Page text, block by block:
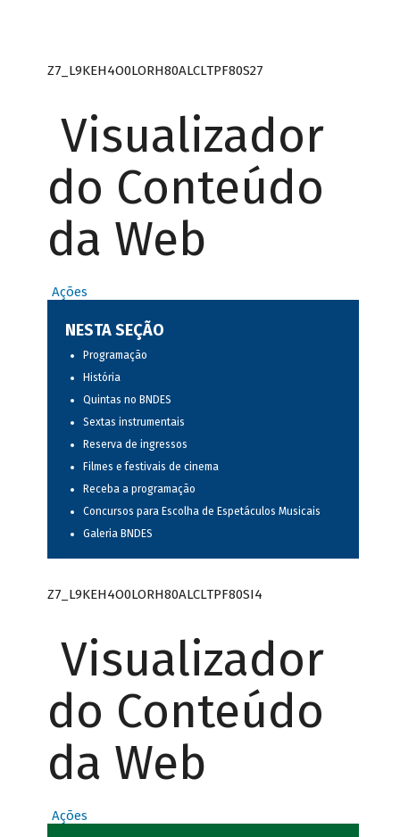
Z7_L9KEH4O0LORH80ALCLTPF80S27
Visualizador
do Conteúdo
da Web
Ações
NESTA SEÇÃO
Programação
História
Quintas no BNDES
Sextas instrumentais
Reserva de ingressos
Filmes e festivais de cinema
Receba a programação
Concursos para Escolha de Espetáculos Musicais
Galeria BNDES
Z7_L9KEH4O0LORH80ALCLTPF80SI4
Visualizador
do Conteúdo
da Web
Ações